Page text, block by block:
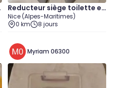
Reducteur siège toilette en
fant pliable
Nice (Alpes-Maritimes)
0 km
8 jours
Myriam 06300